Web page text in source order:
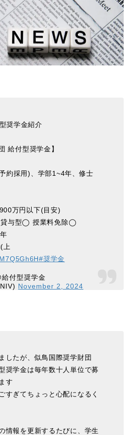
奨学金紹介
給付型奨学金】
約採用)、学部1~4年、修士
万円以下(目安)
貸与型◯ 授業料免除◯
上
#奨学金
付型奨学金
November 2, 2024
したが、似鳥国際奨学財団
奨学金は毎年数十人単位で募
す
すぎてちょっと心配になるく
情報を更新するたびに、学生